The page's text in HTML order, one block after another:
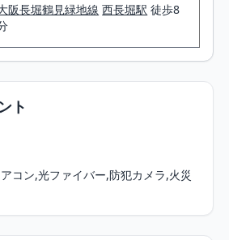
阪長堀鶴見緑地線 西長堀駅 徒歩8
ト
コン,光ファイバー,防犯カメラ,⽕災